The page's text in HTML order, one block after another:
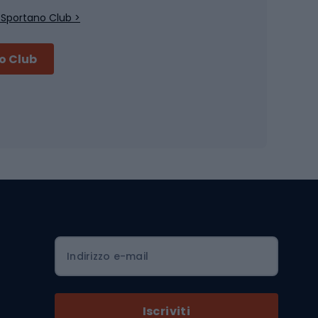
Sedili per cicli
Componenti per biciclette
Selle per biciclette
Club >
Club
Indirizzo e-mail
Iscriviti